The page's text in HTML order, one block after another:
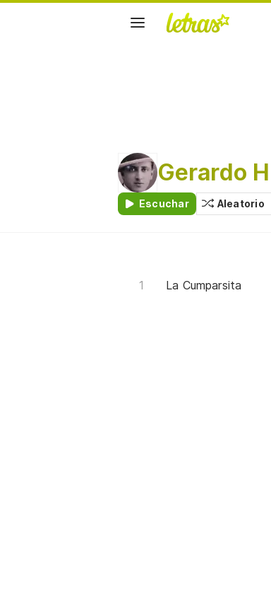
Gerardo
Escuchar Aleatorio
La Cumparsita